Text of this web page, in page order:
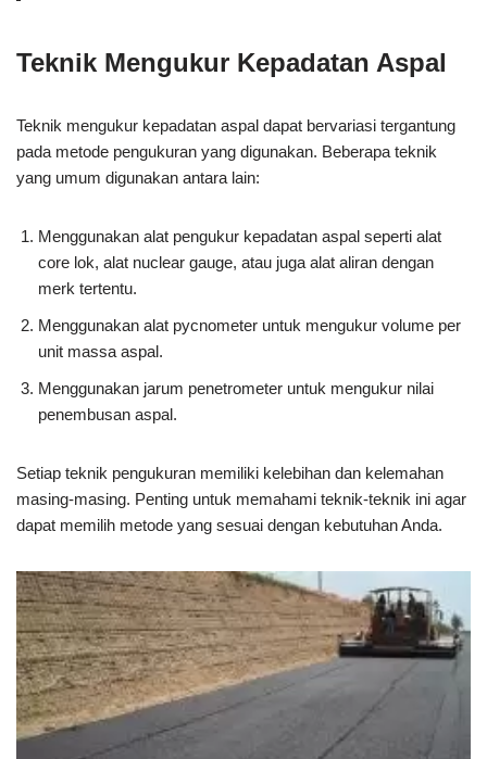
Teknik Mengukur Kepadatan Aspal
Teknik mengukur kepadatan aspal dapat bervariasi tergantung
pada metode pengukuran yang digunakan. Beberapa teknik
yang umum digunakan antara lain:
Menggunakan alat pengukur kepadatan aspal seperti alat
core lok, alat nuclear gauge, atau juga alat aliran dengan
merk tertentu.
Menggunakan alat pycnometer untuk mengukur volume per
unit massa aspal.
Menggunakan jarum penetrometer untuk mengukur nilai
penembusan aspal.
Setiap teknik pengukuran memiliki kelebihan dan kelemahan
masing-masing. Penting untuk memahami teknik-teknik ini agar
dapat memilih metode yang sesuai dengan kebutuhan Anda.